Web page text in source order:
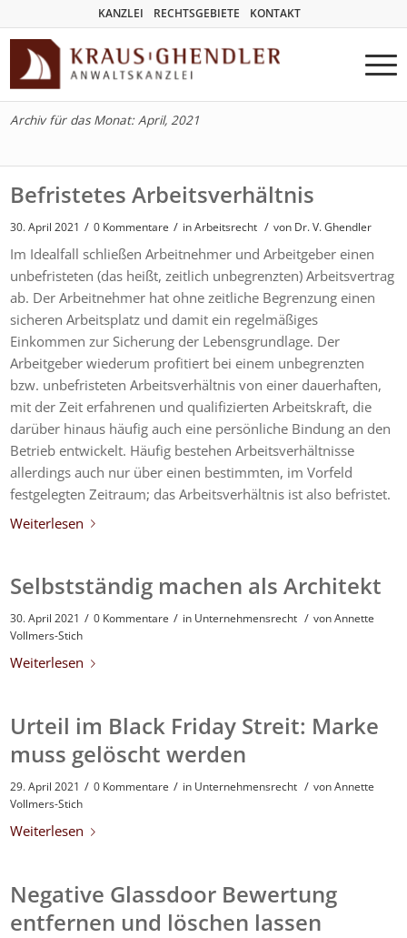
KANZLEI RECHTSGEBIETE KONTAKT
Archiv für das Monat: April, 2021
Befristetes Arbeitsverhältnis
30. April 2021 / 0 Kommentare / inArbeitsrecht / von Dr. V. Ghendler
Im Idealfall schließen Arbeitnehmer und Arbeitgeber einen
unbefristeten (das heißt, zeitlich unbegrenzten) Arbeitsvertrag
ab. Der Arbeitnehmer hat ohne zeitliche Begrenzung einen
sicheren Arbeitsplatz und damit ein regelmäßiges
Einkommen zur Sicherung der Lebensgrundlage. Der
Arbeitgeber wiederum profitiert bei einem unbegrenzten
bzw. unbefristeten Arbeitsverhältnis von einer dauerhaften,
mit der Zeit erfahrenen und qualifizierten Arbeitskraft, die
darüber hinaus häufig auch eine persönliche Bindung an den
Betrieb entwickelt. Häufig bestehen Arbeitsverhältnisse
allerdings auch nur über einen bestimmten, im Vorfeld
festgelegten Zeitraum; das Arbeitsverhältnis ist also befristet.
Weiterlesen
Selbstständig machen als Architekt
30. April 2021 / 0 Kommentare / in Unternehmensrecht / vonAnnette
Vollmers-Stich
Weiterlesen
Urteil im Black Friday Streit: Marke
muss gelöscht werden
29. April 2021 / 0 Kommentare / in Unternehmensrecht / vonAnnette
Vollmers-Stich
Weiterlesen
Negative Glassdoor Bewertung
entfernen und löschen lassen